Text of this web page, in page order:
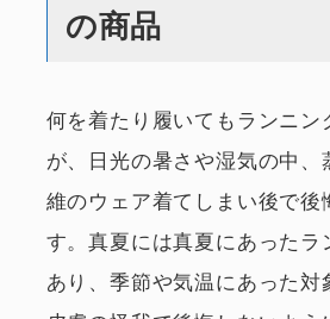
の商品
何を着たり履いてもランニン
が、日光の暑さや湿気の中、
維のウェア着てしまい後で後
す。真夏には真夏にあったラ
あり、季節や気温にあった対